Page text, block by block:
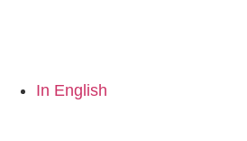
In English